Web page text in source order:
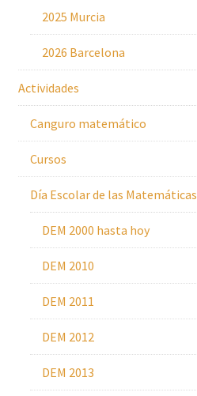
2025 Murcia
2026 Barcelona
Actividades
Canguro matemático
Cursos
Día Escolar de las Matemáticas
DEM 2000 hasta hoy
DEM 2010
DEM 2011
DEM 2012
DEM 2013